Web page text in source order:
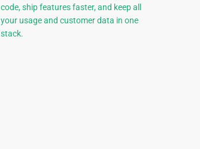
code, ship features faster, and keep all
your usage and customer data in one
stack.